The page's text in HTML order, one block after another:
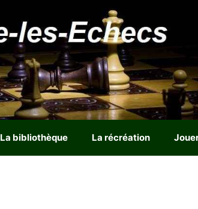
La bibliothèque La récréation